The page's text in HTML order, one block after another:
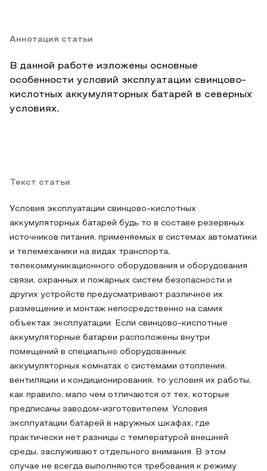
Аннотация статьи
В данной работе изложены основные
особенности условий эксплуатации свинцово-
кислотных аккумуляторных батарей в северных
условиях.
Текст статьи
Условия эксплуатации свинцово-кислотных
аккумуляторных батарей будь то в составе резервных
источников питания, применяемых в системах автоматики
и телемеханики на видах транспорта,
телекоммуникационного оборудования и оборудования
связи, охранных и пожарных систем безопасности и
других устройств предусматривают различное их
размещение и монтаж непосредственно на самих
объектах эксплуатации. Если свинцово-кислотные
аккумуляторные батареи расположены внутри
помещений в специально оборудованных
аккумуляторных комнатах с системами отопления,
вентиляции и кондиционирования, то условия их работы,
как правило, мало чем отличаются от тех, которые
предписаны заводом-изготовителем. Условия
эксплуатации батарей в наружных шкафах, где
практически нет разницы с температурой внешней
среды, заслуживают отдельного внимания. В этом
случае не всегда выполняются требования к режиму